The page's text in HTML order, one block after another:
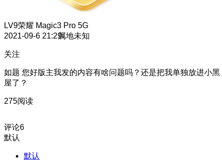
LV9荣耀 Magic3 Pro 5G
2021-09-6 21:29属地未知
关注
如题 您好版主我发的内容有啥问题吗？还是把我单独放进小黑
屋了？
275阅读
评论6
默认
默认